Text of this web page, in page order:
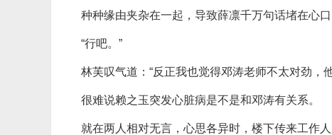
种种缘由夹杂在一起，导致薛凛千万句话堵在心
“行吧。”
林芙叹气道：“反正我也觉得邓涛老师不太对劲，
很难说赖之玉突发心脏病是不是和邓涛有关系。
就在两人相对无言，心思各异时，楼下传来工作人